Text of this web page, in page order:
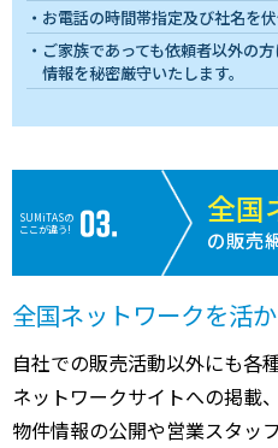
お電話の時間帯指定及び社名を
ご家族であっても依頼者以外の
情報を秘密厳守いたします。
SUMiTASの
ここが違う!
全国
の販売
全国ネットワークを活か
自社での販売活動以外にも各
ネットワークサイトへの掲載
物件情報の公開や営業スタッ